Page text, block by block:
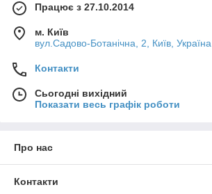
Працює з 27.10.2014
м. Київ
вул.Садово-Ботанічна, 2, Київ, Україна
Контакти
Сьогодні вихідний
Показати весь графік роботи
Про нас
Контакти